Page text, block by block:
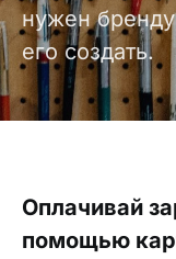
нужен
его создать.
Оплачивай
помощью